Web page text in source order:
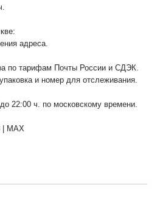
адреса.
по тарифам Почты России и СДЭК.
и номер для отслеживания.
22:00 ч. по московскому времени.
| MAX